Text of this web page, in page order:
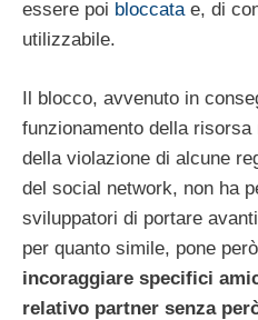
essere poi bloccatae, di
utilizzabile.
Il blocco, avvenuto in
funzionamento della
della violazione di alcune
del social network, non ha
sviluppatori di portare
per quanto simile, pone
incoraggiare specifici
relativo partner senza